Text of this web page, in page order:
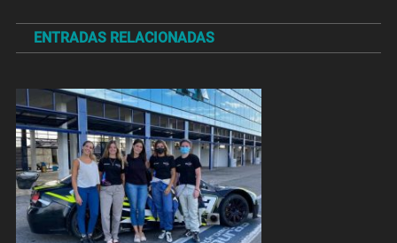
de
entradas
ENTRADAS RELACIONADAS